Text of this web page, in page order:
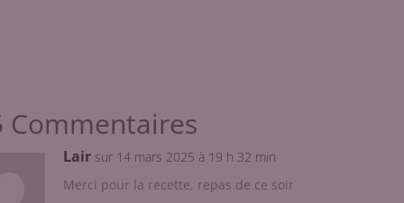
Commentaires
Lair sur 14 mars 2025 à 19 h 32 min
Merci pour la recette, repas de ce soir